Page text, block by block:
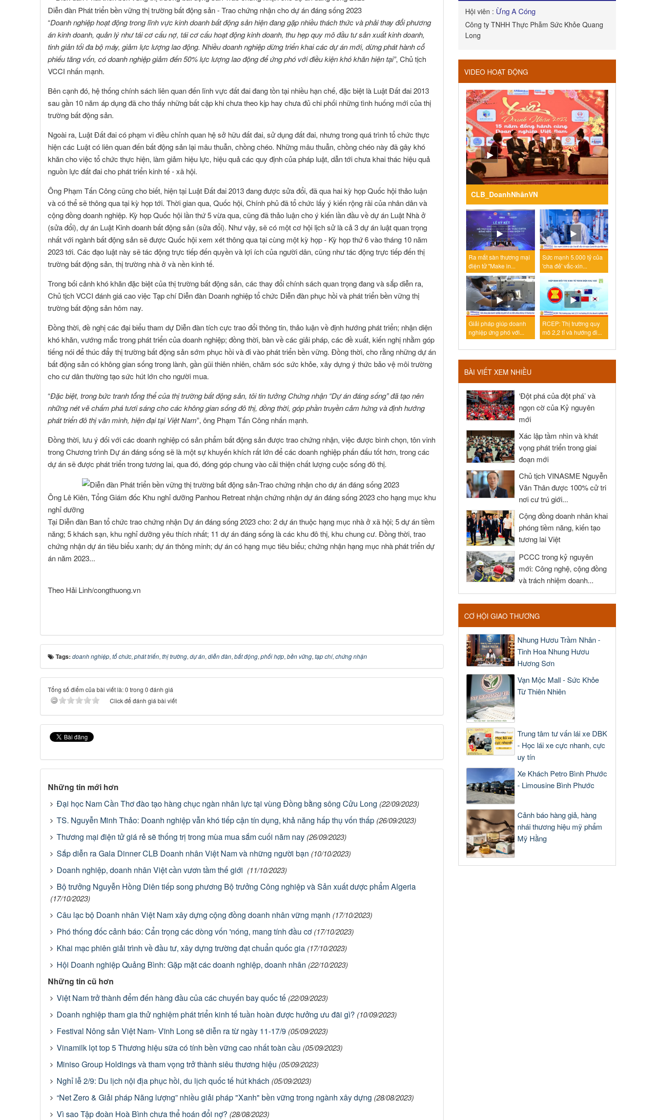
Diễn đàn Phát triển bền vững thị trường bất động sản - Trao chứng nhận cho dự án đáng sống 2023
“Doanh nghiệp hoạt động trong lĩnh vực kinh doanh bất động sản hiện đang gặp nhiều thách thức và phải thay đổi phương
án kinh doanh, quản lý như tái cơ cấu nợ, tái cơ cấu hoạt động kinh doanh, thu hẹp quy mô đầu tư sản xuất kinh doanh,
tinh giản tối đa bộ máy, giảm lực lượng lao động. Nhiều doanh nghiệp dừng triển khai các dự án mới, dừng phát hành cổ
phiếu tăng vốn, có doanh nghiệp giảm đến 50% lực lượng lao động để ứng phó với điều kiện khó khăn hiện tại”, Chủ tịch
VCCI nhấn mạnh.
Bên cạnh đó, hệ thống chính sách liên quan đến lĩnh vực đất đai đang tồn tại nhiều hạn chế, đặc biệt là Luật Đất đai 2013
sau gần 10 năm áp dụng đã cho thấy những bất cập khi chưa theo kịp hay chưa đủ chi phối những tình huống mới của thị
trường bất động sản.
Ngoài ra, Luật Đất đai có phạm vi điều chỉnh quan hệ sở hữu đất đai, sử dụng đất đai, nhưng trong quá trình tổ chức thực
hiện các Luật có liên quan đến bất động sản lại mâu thuẫn, chồng chéo. Những mâu thuẫn, chồng chéo này đã gây khó
khăn cho việc tổ chức thực hiện, làm giảm hiệu lực, hiệu quả các quy định của pháp luật, dẫn tới chưa khai thác hiệu quả
nguồn lực đất đai cho phát triển kinh tế - xã hội.
Ông Phạm Tấn Công cũng cho biết, hiện tại Luật Đất đai 2013 đang được sửa đổi, đã qua hai kỳ họp Quốc hội thảo luận
và có thể sẽ thông qua tại kỳ họp tới. Thời gian qua, Quốc hội, Chính phủ đã tổ chức lấy ý kiến rộng rãi của nhân dân và
cộng đồng doanh nghiệp. Kỳ họp Quốc hội lần thứ 5 vừa qua, cũng đã thảo luận cho ý kiến lần đầu về dự án Luật Nhà ở
(sửa đổi), dự án Luật Kinh doanh bất động sản (sửa đổi). Như vậy, sẽ có một cơ hội lịch sử là cả 3 dự án luật quan trọng
nhất với ngành bất động sản sẽ được Quốc hội xem xét thông qua tại cùng một kỳ họp - Kỳ họp thứ 6 vào tháng 10 năm
2023 tới. Các đạo luật này sẽ tác động trực tiếp đến quyền và lợi ích của người dân, cũng như tác động trực tiếp đến thị
trường bất động sản, thị trường nhà ở và nền kinh tế.
Trong bối cảnh khó khăn đặc biệt của thị trường bất động sản, các thay đổi chính sách quan trọng đang và sắp diễn ra,
Chủ tịch VCCI đánh giá cao việc Tạp chí Diễn đàn Doanh nghiệp tổ chức Diễn đàn phục hồi và phát triển bền vững thị
trường bất động sản hôm nay.
Đồng thời, đề nghị các đại biểu tham dự Diễn đàn tích cực trao đổi thông tin, thảo luận về định hướng phát triển; nhận diện
khó khăn, vướng mắc trong phát triển của doanh nghiệp; đồng thời, bàn về các giải pháp, các đề xuất, kiến nghị nhằm góp
tiếng nói để thúc đẩy thị trường bất động sản sớm phục hồi và đi vào phát triển bền vững. Đồng thời, cho rằng những dự án
bất động sản có không gian sống trong lành, gần gũi thiên nhiên, chăm sóc sức khỏe, xây dựng ý thức bảo vệ môi trường
cho cư dân thường tạo sức hút lớn cho người mua.
“Đặc biệt, trong bức tranh tổng thể của thị trường bất động sản, tôi tin tưởng Chứng nhận “Dự án đáng sống” đã tạo nên
những nét vẽ chấm phá tươi sáng cho các không gian sống đô thị, đồng thời, góp phần truyền cảm hứng và định hướng
phát triển đô thị văn minh, hiện đại tại Việt Nam”, ông Phạm Tấn Công nhấn mạnh.
Đồng thời, lưu ý đối với các doanh nghiệp có sản phẩm bất động sản được trao chứng nhận, việc được bình chọn, tôn vinh
trong Chương trình Dự án đáng sống sẽ là một sự khuyến khích rất lớn để các doanh nghiệp phấn đấu tốt hơn, trong các
dự án sẽ được phát triển trong tương lai, qua đó, đóng góp chung vào cải thiện chất lượng cuộc sống đô thị.
Ông Lê Kiên, Tổng Giám đốc Khu nghỉ dưỡng Panhou Retreat nhận chứng nhận dự án đáng sống 2023 cho hạng mục khu
nghỉ dưỡng
Tại Diễn đàn Ban tổ chức trao chứng nhận Dự án đáng sống 2023 cho: 2 dự án thuộc hạng mục nhà ở xã hội; 5 dự án tiềm
năng; 5 khách sạn, khu nghỉ dưỡng yêu thích nhất; 11 dự án đáng sống là các khu đô thị, khu chung cư. Đồng thời, trao
chứng nhận dự án tiêu biểu xanh; dự án thông minh; dự án có hạng mục tiêu biểu; chứng nhận hạng mục nhà phát triển dự
án năm 2023...
Theo Hải Linh/congthuong.vn
Tags: doanh nghiệp, tổ chức, phát triển, thị trường, dự án, diễn đàn, bất động, phối hợp, bền vững, tạp chí, chứng nhận
Tổng số điểm của bài viết là: 0 trong 0 đánh giá
Click để đánh giá bài viết
Những tin mới hơn
Đại học Nam Cần Thơ đào tạo hàng chục ngàn nhân lực tại vùng Đồng bằng sông Cửu Long (22/09/2023)
TS. Nguyễn Minh Thảo: Doanh nghiệp vẫn khó tiếp cận tín dụng, khả năng hấp thụ vốn thấp (26/09/2023)
Thương mại điện tử giá rẻ sẽ thống trị trong mùa mua sắm cuối năm nay (26/09/2023)
Sắp diễn ra Gala Dinner CLB Doanh nhân Việt Nam và những người bạn (10/10/2023)
Doanh nghiệp, doanh nhân Việt cần vươn tầm thế giới (11/10/2023)
Bộ trưởng Nguyễn Hồng Diên tiếp song phương Bộ trưởng Công nghiệp và Sản xuất dược phẩm Algeria
(17/10/2023)
Câu lạc bộ Doanh nhân Việt Nam xây dựng cộng đồng doanh nhân vững mạnh (17/10/2023)
Phó thống đốc cảnh báo: Cẩn trọng các dòng vốn 'nóng, mang tính đầu cơ (17/10/2023)
Khai mạc phiên giải trình về đầu tư, xây dựng trường đạt chuẩn quốc gia (17/10/2023)
Hội Doanh nghiệp Quảng Bình: Gặp mặt các doanh nghiệp, doanh nhân (22/10/2023)
Những tin cũ hơn
Việt Nam trở thành đểm đến hàng đầu của các chuyến bay quốc tế (22/09/2023)
Doanh nghiệp tham gia thử nghiệm phát triển kinh tế tuần hoàn được hưởng ưu đãi gì? (10/09/2023)
Festival Nông sản Việt Nam- Vĩnh Long sẽ diễn ra từ ngày 11-17/9 (05/09/2023)
Vinamilk lọt top 5 Thương hiệu sữa có tính bền vững cao nhất toàn cầu (05/09/2023)
Miniso Group Holdings và tham vọng trở thành siêu thương hiệu (05/09/2023)
Nghỉ lễ 2/9: Du lịch nội địa phục hồi, du lịch quốc tế hút khách (05/09/2023)
“Net Zero & Giải pháp Năng lượng” nhiều giải pháp "Xanh" bền vững trong ngành xây dựng (28/08/2023)
Vì sao Tập đoàn Hoà Bình chưa thể hoán đổi nợ? (28/08/2023)
Hạnh Phúc
NGUYỄN MINH CHÁNH
Ty TNHH MTV Nhà Đất Cần Thơ 9999
Hội viên :TRƯƠNG CÔNG VŨ
Công Ty Cổ Phần Công Nghệ Năng Lượng
Toàn Cầu
Hội viên :Đặng Thị Như Ý
Công ty TNHH Thương Mại và Dịch Vụ AB&W
Hội viên : Ừng A Cóng
Công ty TNHH Thực Phẫm Sức Khỏe Quang
Long
VIDEO HOẠT ĐỘNG
CLB_DoanhNhânVN
Ra mắt sàn thương mại
điện tử "Make in...
Sức mạnh 5.000 tỷ của
'cha đẻ' vắc-xin...
Giải pháp giúp doanh
nghiệp ứng phó với...
RCEP: Thị trường quy
mô 2,2 tỉ và hướng đi...
BÀI VIẾT XEM NHIỀU
‘Đột phá của đột phá’ và
ngọn cờ của Kỷ nguyên
mới
Xác lập tầm nhìn và khát
vọng phát triển trong giai
đoạn mới
Chủ tịch VINASME Nguyễn
Văn Thân được 100% cử tri
nơi cư trú giới...
Cộng đồng doanh nhân khai
phóng tiềm năng, kiến tạo
tương lai Việt
PCCC trong kỷ nguyên
mới: Công nghệ, cộng đồng
và trách nhiệm doanh...
CƠ HỘI GIAO THƯƠNG
Nhung Hươu Trầm Nhân -
Tinh Hoa Nhung Hươu
Hương Sơn
Vạn Mộc Mall - Sức Khỏe
Từ Thiên Nhiên
Trung tâm tư vấn lái xe DBK
- Học lái xe cực nhanh, cực
uy tín
Xe Khách Petro Bình Phước
- Limousine Bình Phước
Cảnh báo hàng giả, hàng
nhái thương hiệu mỹ phẩm
Mỹ Hằng